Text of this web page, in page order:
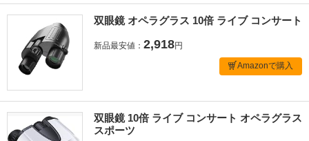
双眼鏡 オペラグラス 10倍 ライブ コンサート
新品最安値： 2,918円
Amazonで購入
双眼鏡 10倍 ライブ コンサート オペラグラス
スポーツ